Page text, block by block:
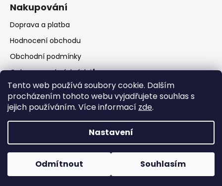
Tento web používá soubory cookie. Dalším
procházením tohoto webu vyjadřujete souhlas s
jejich používáním. Více informací zde.
Nastavení
Odmítnout Souhlasím
Nakupování
Doprava a platba
Hodnocení obchodu
Obchodní podmínky
Ochrana osobních údajů
Copyright 2026RATIO Rumburk. Všechna práva